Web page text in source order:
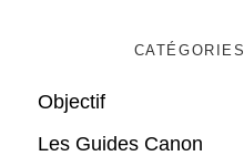
Objectif
Les Guides Canon